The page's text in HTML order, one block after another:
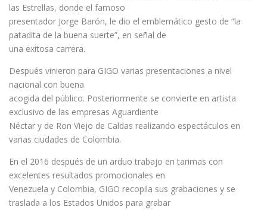
las Estrellas, donde el famoso
presentador Jorge Barón, le dio el emblemático gesto de “la
patadita de la buena suerte”, en señal de
una exitosa carrera.
Después vinieron para GIGO varias presentaciones a nivel
nacional con buena
acogida del público. Posteriormente se convierte en artista
exclusivo de las empresas Aguardiente
Néctar y de Ron Viejo de Caldas realizando espectáculos en
varias ciudades de Colombia.
En el 2016 después de un arduo trabajo en tarimas con
excelentes resultados promocionales en
Venezuela y Colombia, GIGO recopila sus grabaciones y se
traslada a los Estados Unidos para grabar